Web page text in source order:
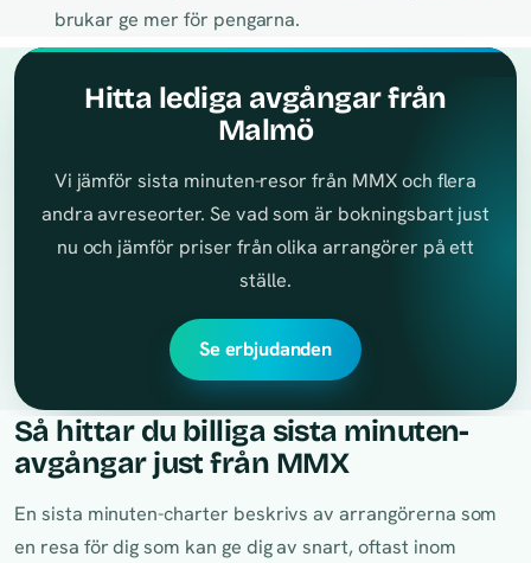
brukar ge mer för pengarna.
Hitta lediga avgångar från
Malmö
Vi jämför sista minuten-resor från MMX och flera
andra avreseorter. Se vad som är bokningsbart just
nu och jämför priser från olika arrangörer på ett
ställe.
Se erbjudanden
Så hittar du billiga sista minuten-
avgångar just från MMX
En sista minuten-charter beskrivs av arrangörerna som
en resa för dig som kan ge dig av snart, oftast inom